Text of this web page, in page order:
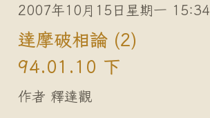
2007年10月15日星期一 15:34
達摩破相論 (2)
94.01.10 下
作者 釋達觀